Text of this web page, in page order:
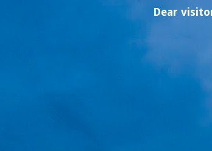
Dear visitor,